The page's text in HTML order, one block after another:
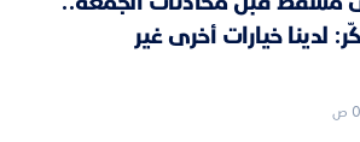
لدينا خيارات أخرى غير